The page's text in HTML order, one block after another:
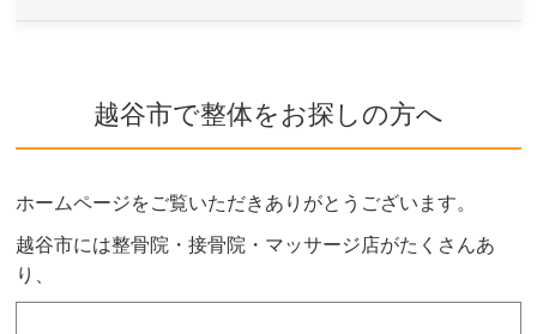
ご希望や症状によりボキボキする矯正もあります
が、痛みを感じないよう熟練した施術家が対応し
ボキボキが苦手な方はお気軽にご相談ください。
越谷市で整体をお探しの方へ
ホームページをご覧いただきありがとうございます。
越谷市には整骨院・接骨院・マッサージ店がたくさんあ
り、